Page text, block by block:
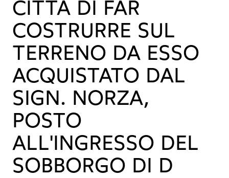
CITTÀ DI FAR
COSTRURRE SUL
TERRENO DA ESSO
ACQUISTATO DAL
SIGN. NORZA,
POSTO
ALL'INGRESSO DEL
SOBBORGO DI D